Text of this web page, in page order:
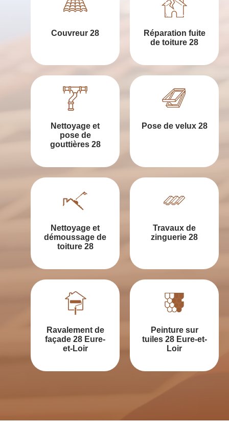
Couvreur 28
Réparation fuite
de toiture 28
Nettoyage et
pose de
gouttières 28
Pose de velux 28
Nettoyage et
démoussage de
toiture 28
Travaux de
zinguerie 28
Ravalement de
façade 28 Eure-
et-Loir
Peinture sur
tuiles 28 Eure-et-
Loir